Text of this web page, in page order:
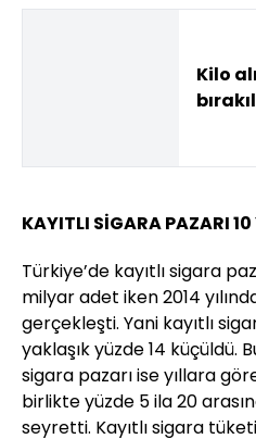
Kilo
KAYITLI SİGARA PAZARI
Türkiye’de kayıtlı sigara
milyar adet iken 2014
gerçekleşti. Yani kayıtlı
yaklaşık yüzde 14 küçüldü.
sigara pazarı ise yıllara
birlikte yüzde 5 ila 20
seyretti. Kayıtlı sigara